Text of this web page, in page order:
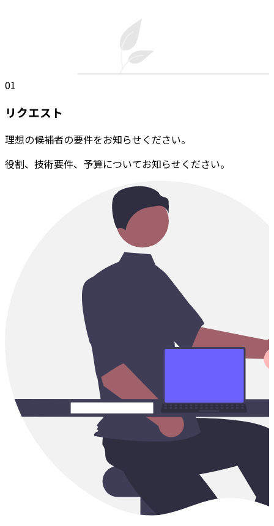
01
リクエスト
理想の候補者の要件をお知らせください。
役割、技術要件、予算についてお知らせください。